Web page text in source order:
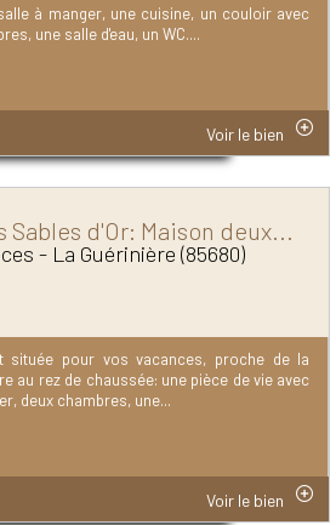
à manger, une cuisine, un couloir avec
une salle d'eau, un WC....
Voir le bien
Sables d'Or: Maison deux...
- La Guérinière (85680)
située pour vos vacances, proche de la
au rez de chaussée: une pièce de vie avec
deux chambres, une...
Voir le bien